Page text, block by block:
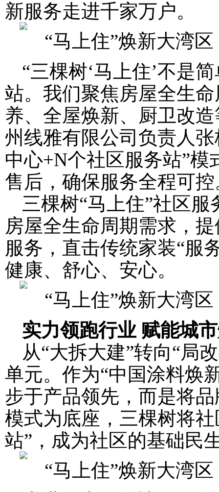
新服务走进千家万户。
“三棵树‘马上住’不是
站。我们聚焦房屋全生
养、全屋焕新、厨卫改
州线雅有限公司负责人
中心+N个社区服务站”
售后，确保服务全程可控
三棵树“马上住”社区
房屋全生命周期需求，
服务，直击传统家装“服
健康、舒心、安心。
实力领跑行业 赋能城
从“大拆大建”转向“局
单元。作为“中国涂料焕
步于产品领先，而是将
模式为底座，三棵树将
站”，成为社区的基础民